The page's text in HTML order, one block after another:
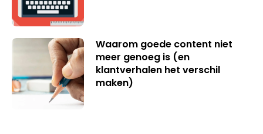
Waarom goede content niet
meer genoeg is (en
klantverhalen het verschil
maken)